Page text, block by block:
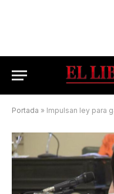
Portada » Impulsan ley para